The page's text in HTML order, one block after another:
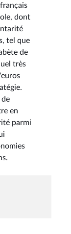
dont
tel que
de
très
de
en
parmi